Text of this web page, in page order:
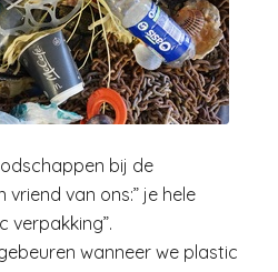
bij de
vriend van ons:” je hele
verpakking”.
wanneer we plastic